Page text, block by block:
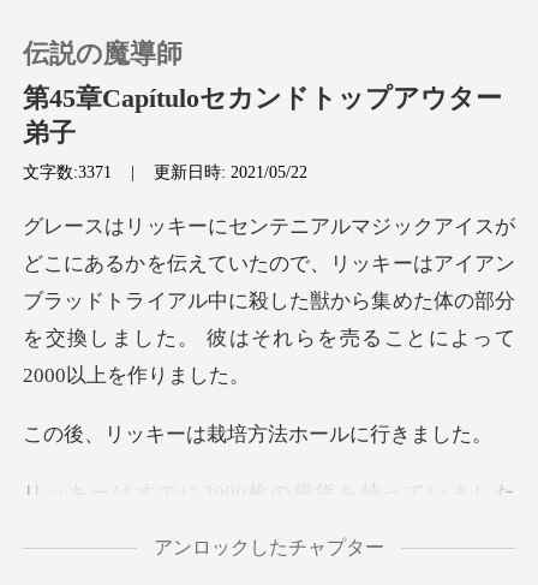
チャージ
閲覧履歴
ログアウトします
伝説の魔導師
第45章Capítuloセカンドトップアウター
弟子
文字数:3371 |更新日時: 2021/05/22
ので、リッキーはアイアン
ブラッドトライアル中に殺した獣から集めた体の部分
ーは栽培方法ホ
アンロックしたチャプター